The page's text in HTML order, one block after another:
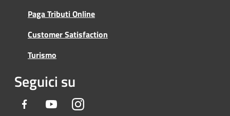
Paga Tributi Online
Customer Satisfaction
Turismo
Seguici su
Facebook YoutubeInstagram